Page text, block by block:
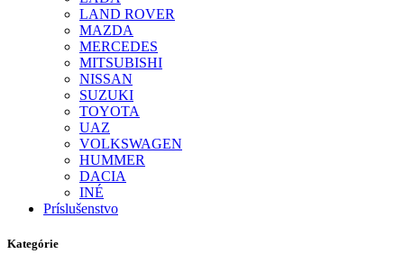
LAND ROVER
MAZDA
MERCEDES
MITSUBISHI
NISSAN
SUZUKI
TOYOTA
UAZ
VOLKSWAGEN
HUMMER
DACIA
INÉ
Príslušenstvo
Kategórie